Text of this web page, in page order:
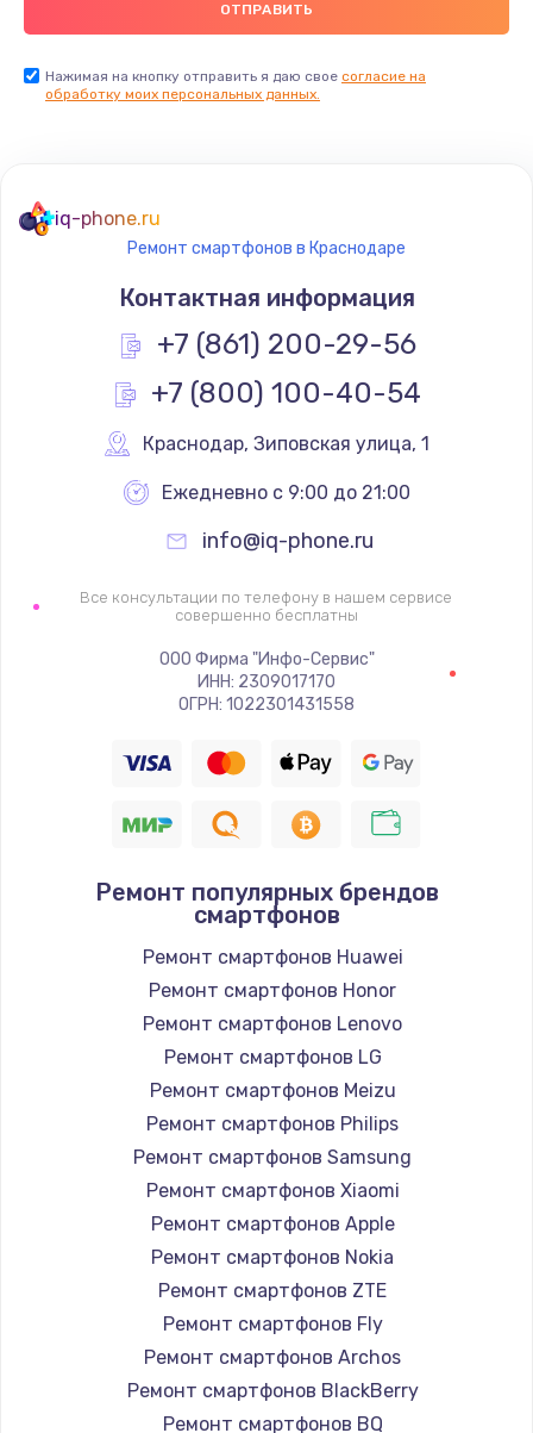
Замена видеочипа
Ремонт разъема питания
745 руб.
Заказать
Замена видеокарты
1600 руб.
Заказать
Ремонт цепей питания
2500 руб.
750 руб.
Заказать
Установка драйверов
725 руб.
Замена вебкамеры
1260 руб.
Заказать
Ремонт петель крышки
990 руб.
Заказать
Настройка Wi-Fi
1030 руб.
Заказать
Замена шим-контроллера
3900 руб.
Заказать
Нажимая на кнопку отправить я даю свое согласие на
обработку моих персональных данных.
iq-phone.ru
Ремонт смартфонов в Краснодаре
Контактная информация
+7 (861) 200-29-56
+7 (800) 100-40-54
Краснодар, Зиповская улица, 1
Ежедневно с 9:00 до 21:00
info@iq-phone.ru
Все консультации по телефону в нашем сервисе
совершенно бесплатны
ООО Фирма "Инфо-Сервис"
ИНН: 2309017170
ОГРН: 1022301431558
Ремонт популярных брендов
смартфонов
Ремонт смартфонов Huawei
Ремонт смартфонов Honor
Ремонт смартфонов Lenovo
Ремонт смартфонов LG
Ремонт смартфонов Meizu
Ремонт смартфонов Philips
Ремонт смартфонов Samsung
Ремонт смартфонов Xiaomi
Ремонт смартфонов Apple
Ремонт смартфонов Nokia
Ремонт смартфонов ZTE
Ремонт смартфонов Fly
Ремонт смартфонов Archos
Ремонт смартфонов BlackBerry
Ремонт смартфонов BQ